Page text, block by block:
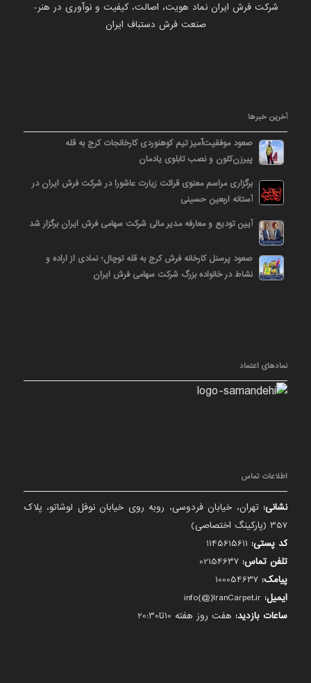
شرکت فرش ایران نماد هویت، اصالت، کیفیت و نوآوری در هنر-
صنعت فرش دستباف ایران
آخرین خبرها
صعود موفقیت‌آمیز تیم کوهنوردی کارخانجات کرج به قله
پیرزن‌کلون و نصب تابلوی یادمان
برگزاری مراسم معنوی قرائت زیارت عاشورا در شرکت فرش ایران در
آستانه اربعین حسینی
آیین تودیع و معارفه مدیر مالی شرکت سهامی فرش ایران برگزار شد
صعود پرسنل کارخانه فرش کرج به قله توچال؛ نمادی از اراده و
نشاط در خانواده بزرگ شرکت سهامی فرش ایران
نمادهای اعتماد
اطلاعات تماس
نشانی: تهران، خیابان فردوسی، روبه روی خیابان نوفل لوشاتو، پلاک
357 (پارکینگ اختصاصی)
کد پستی:
تلفن تماس:
پیامک:
ایمیل:
ساعات بازدید: هفت روز هفته 10تا20:30